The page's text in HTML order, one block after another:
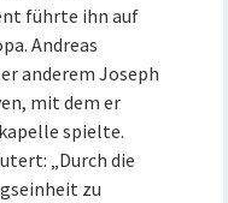
führte ihn auf
Andreas
anderem Joseph
mit dem er
spielte.
„Durch die
zu